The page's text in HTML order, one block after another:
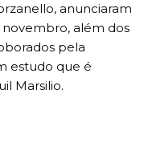
anunciaram
novembro, além dos
pela
estudo que é
Marsilio.